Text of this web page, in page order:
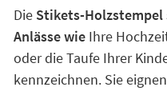
Die Stikets-Holzstempel
Anlässe wie Ihre
oder die Taufe Ihrer
kennzeichnen. Sie